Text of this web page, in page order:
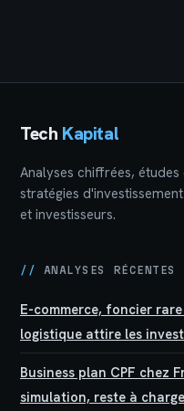
Tech Kapital
Analyses chiffrées,
stratégies
et investisseurs.
// ANALYSES RÉCENTES
E-commerce, foncier
logistique attire les
Business plan CPF chez
simulation, reste à